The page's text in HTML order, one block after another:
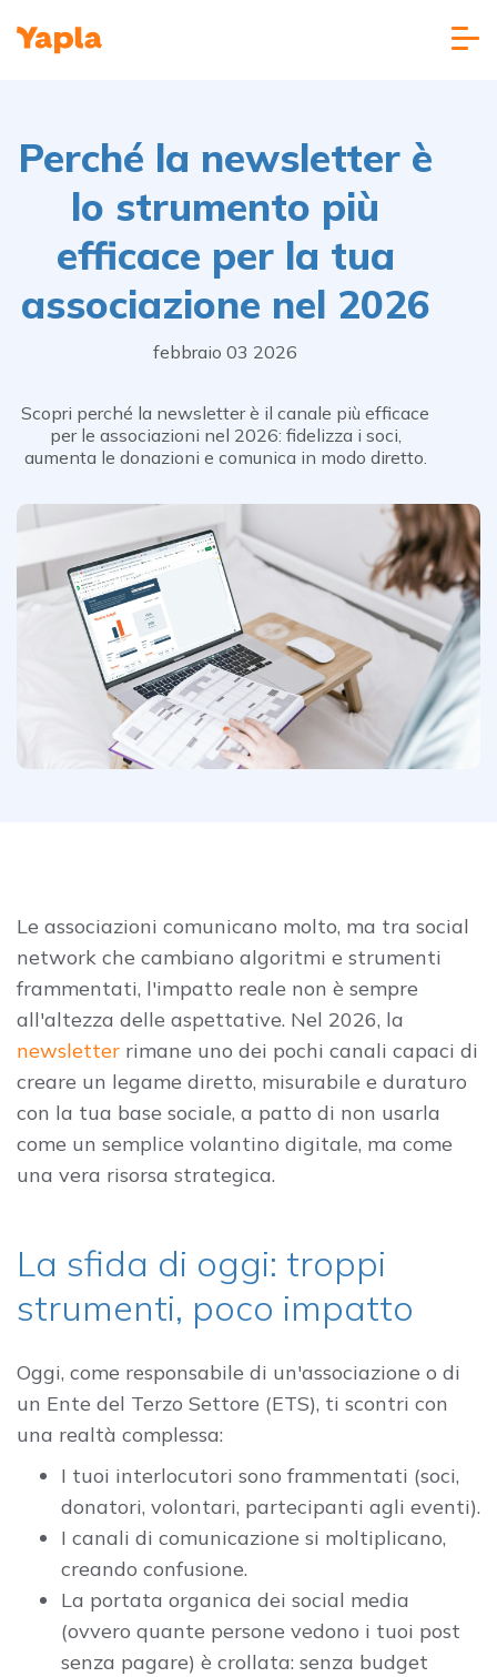
Perché la newsletter è
lo strumento più
efficace per la tua
associazione nel 2026
febbraio 03 2026
Scopri perché la newsletter è il canale più efficace
per le associazioni nel 2026: fidelizza i soci,
aumenta le donazioni e comunica in modo diretto.
Le associazioni comunicano molto, ma tra social
network che cambiano algoritmi e strumenti
frammentati, l'impatto reale non è sempre
all'altezza delle aspettative. Nel 2026, la
newsletter rimane uno dei pochi canali capaci di
creare un legame diretto, misurabile e duraturo
con la tua base sociale, a patto di non usarla
come un semplice volantino digitale, ma come
una vera risorsa strategica.
La sfida di oggi: troppi
strumenti, poco impatto
Oggi, come responsabile di un'associazione o di
un Ente del Terzo Settore (ETS), ti scontri con
una realtà complessa:
I tuoi interlocutori sono frammentati (soci,
donatori, volontari, partecipanti agli eventi).
I canali di comunicazione si moltiplicano,
creando confusione.
La portata organica dei social media
(ovvero quante persone vedono i tuoi post
senza pagare) è crollata: senza budget